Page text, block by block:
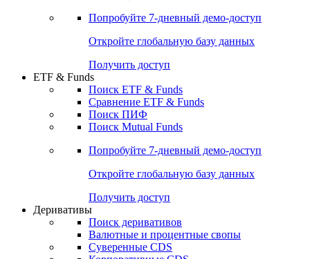
Получить доступ
Поиск кредитов
Попробуйте7-дневный
Откройте глобальную базу данных
Получить доступ
ETF & Funds
Сравнение ETF & Funds
Поиск Mutual Funds
Попробуйте7-дневный
Откройте глобальную базу данных
Получить доступ